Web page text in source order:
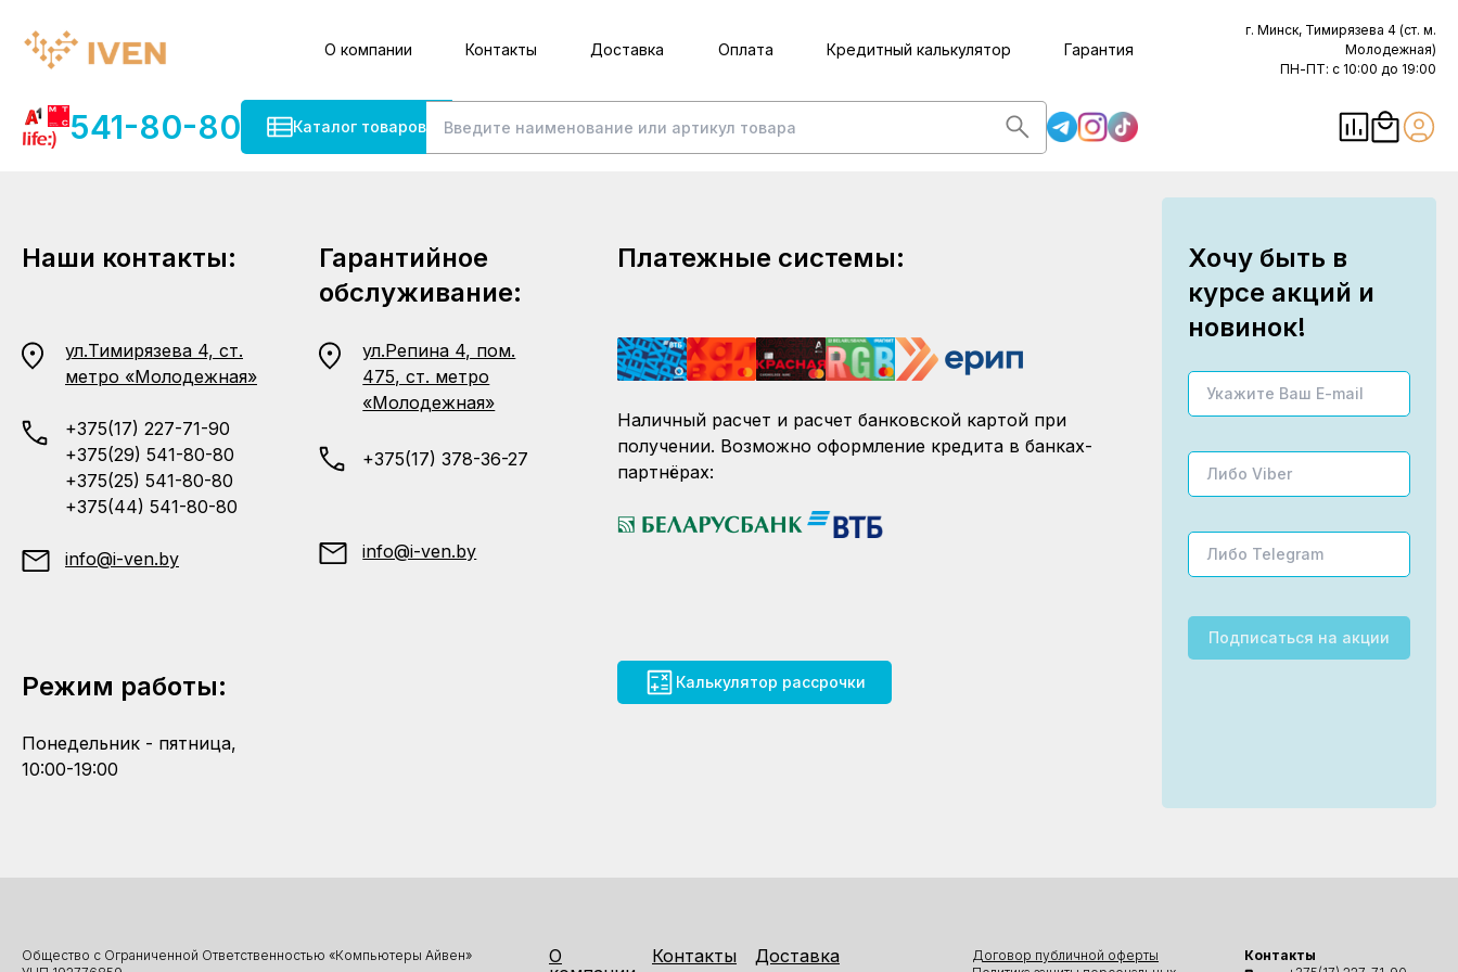
О компании Контакты Доставка Оплата Кредитный калькулятор Гарантия
г. Минск, Тимирязева 4 (ст. м.
Молодежная)
ПН-ПТ: с 10:00 до 19:00
541-80-80 Каталог товаров
Наши контакты:
ул.Тимирязева 4, ст.
метро «Молодежная»
+375(17) 227-71-90
+375(29) 541-80-80
+375(25) 541-80-80
+375(44) 541-80-80
info@i-ven.by
Гарантийное
обслуживание:
ул.Репина 4, пом.
475, ст. метро
«Молодежная»
+375(17) 378-36-27
info@i-ven.by
Платежные системы:
Наличный расчет и расчет банковской картой при
получении. Возможно оформление кредита в банках-
партнёрах:
Режим работы:
Понедельник - пятница,
10:00-19:00
Калькулятор рассрочки
Хочу быть в
курсе акций и
новинок!
Подписаться на акции
Общество с Ограниченной Ответственностью «Компьютеры Айвен»
О
Контакты Доставка
Договор публичной оферты
Контакты